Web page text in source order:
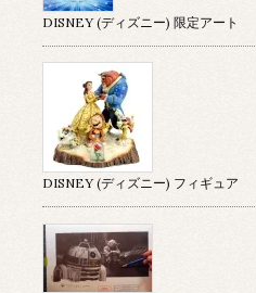
DISNEY (ディズニー) 限定アート
DISNEY (ディズニー) フィギュア